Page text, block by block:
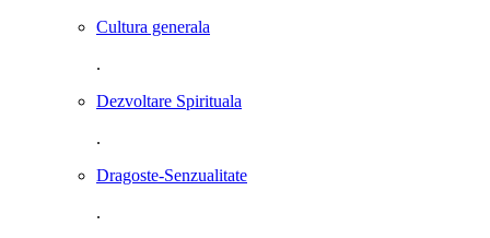
Cultura generala
.
Dezvoltare Spirituala
.
Dragoste-Senzualitate
.